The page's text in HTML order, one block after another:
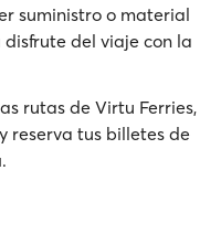
suministro o material
del viaje con la
rutas de Virtu Ferries,
reserva tus billetes de
.